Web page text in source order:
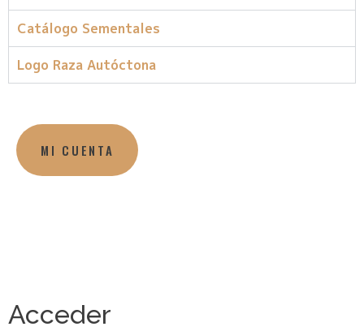
Catálogo Sementales
Logo Raza Autóctona
MI CUENTA
Acceder